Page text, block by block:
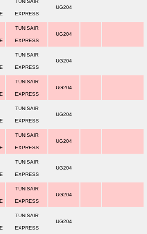
TUNISAIR
EXPRESS
UG204
TUNISAIR
EXPRESS
UG204
TUNISAIR
EXPRESS
UG204
TUNISAIR
EXPRESS
UG204
TUNISAIR
EXPRESS
UG204
TUNISAIR
EXPRESS
UG204
TUNISAIR
EXPRESS
UG204
TUNISAIR
EXPRESS
UG204
TUNISAIR
EXPRESS
UG204